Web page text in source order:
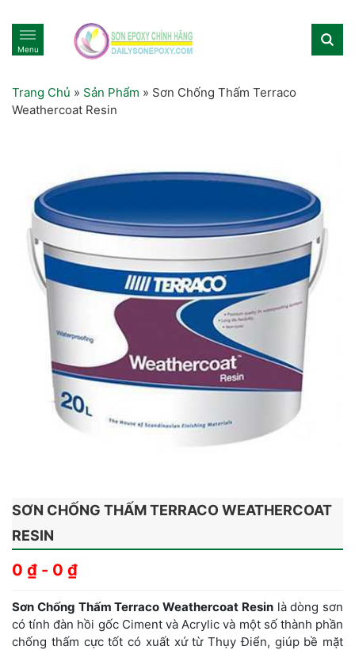
Menu
Trang Chủ » Sản Phẩm » Sơn Chống Thấm Terraco
Weathercoat Resin
SƠN CHỐNG THẤM TERRACO WEATHERCOAT
RESIN
0 ₫ - 0 ₫
Sơn Chống Thấm Terraco Weathercoat Resinlà dòng sơn
có tính đàn hồi gốc Ciment và Acrylic và một số thành phần
chống thấm cực tốt có xuất xứ từ Thụy Điển, giúp bề mặt